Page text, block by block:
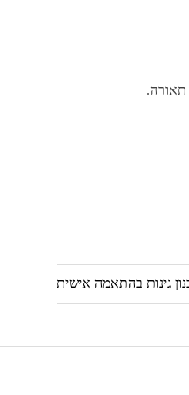
תאורה.
גינות בהתאמה אישית